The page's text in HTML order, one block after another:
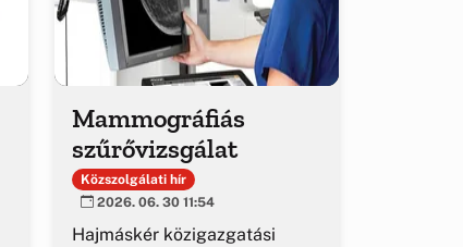
Mammográfiás
szűrővizsgálat
Közszolgálati hír
2026. 06. 30 11:54
Hajmáskér közigazgatási